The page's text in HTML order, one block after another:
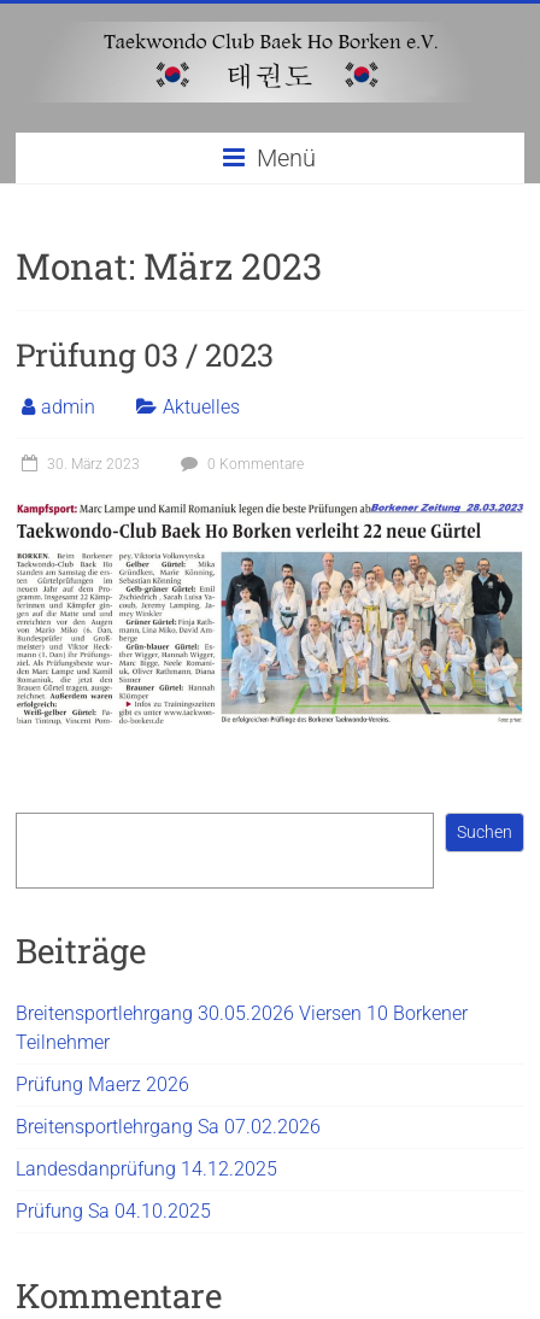
Taekwondo
Club
Ho
e.V
Menü
Monat: März 2023
Prüfung 03 / 2023
admin Aktuelles
30. März 2023 0 Kommentare
Suchen
Beiträge
Breitensportlehrgang 30.05.2026 Viersen 10 Borkener
Teilnehmer
Prüfung Maerz 2026
Breitensportlehrgang Sa 07.02.2026
Landesdanprüfung 14.12.2025
Prüfung Sa 04.10.2025
Kommentare